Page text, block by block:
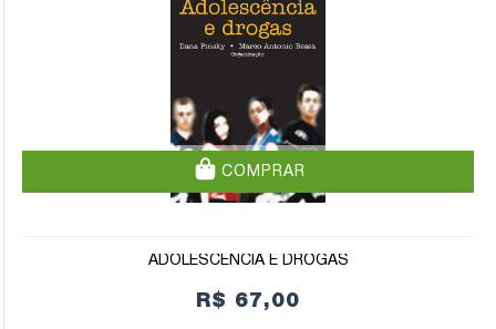
COMPRAR
ADOLESCÊNCIA E DROGAS
R$ 67,00